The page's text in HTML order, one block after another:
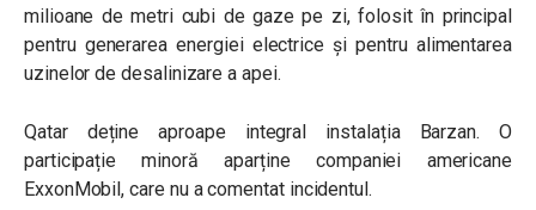
milioane de metri cubi de gaze pe zi, folosit în principal
pentru generarea energiei electrice și pentru alimentarea
uzinelor de desalinizare a apei.
Qatar deține aproape integral instalația Barzan. O
participație minoră aparține companiei americane
ExxonMobil, care nu a comentat incidentul.